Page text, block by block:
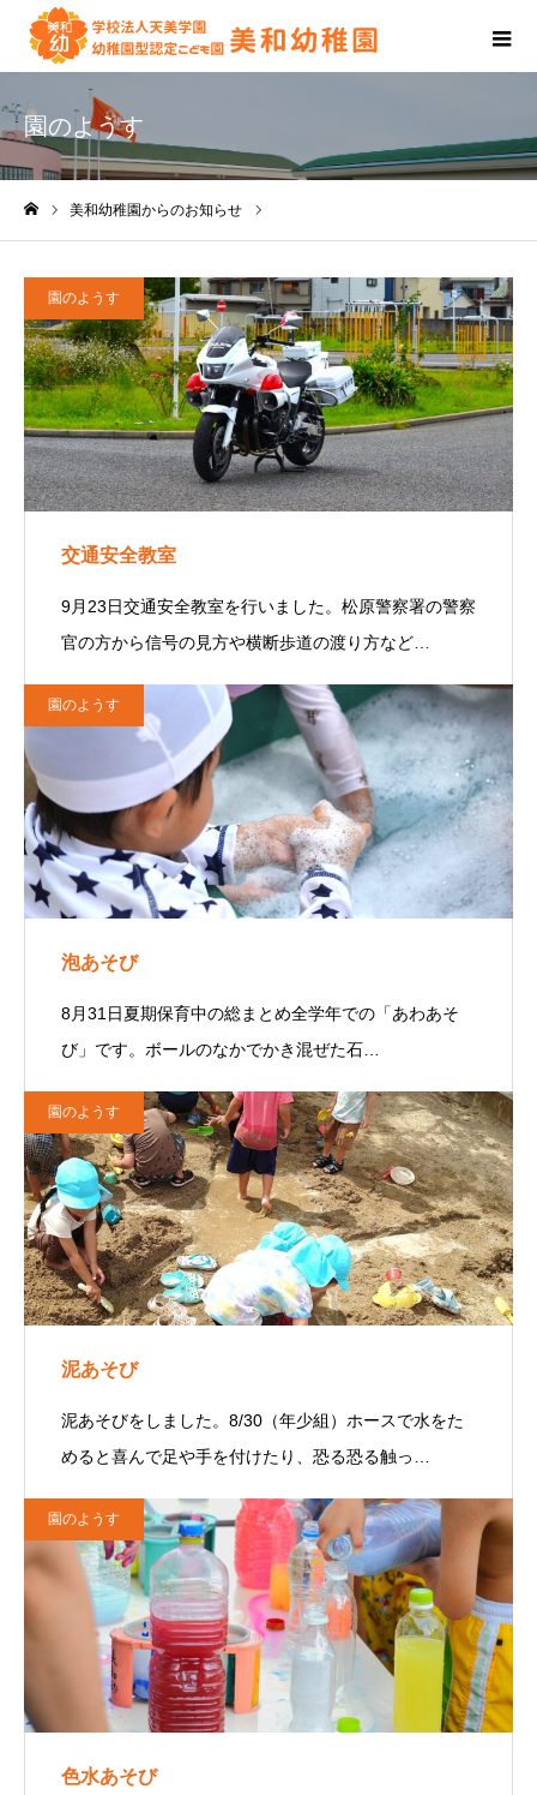
園のようす
美和幼稚園からのお知らせ
園のようす
交通安全教室
9月23日交通安全教室を行いました。松原警察署の警察
官の方から信号の見方や横断歩道の渡り方など…
園のようす
泡あそび
8月31日夏期保育中の総まとめ全学年での「あわあそ
び」です。ボールのなかでかき混ぜた石…
園のようす
泥あそび
泥あそびをしました。8/30（年少組）ホースで水をた
めると喜んで足や手を付けたり、恐る恐る触っ…
園のようす
色水あそび